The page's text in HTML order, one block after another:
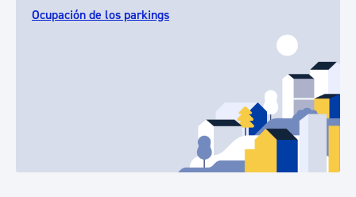
Ocupación de los parkings